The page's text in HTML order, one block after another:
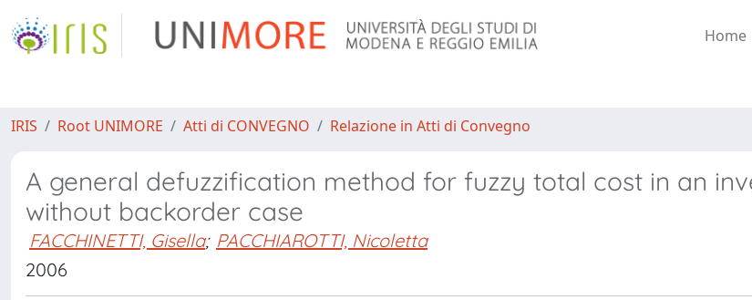
Home
IRIS Root UNIMORE Atti di CONVEGNO Relazione in Atti di Convegno
A general defuzzification method for fuzzy total cost in an
without backorder case
FACCHINETTI, Gisella; PACCHIAROTTI, Nicoletta
2006